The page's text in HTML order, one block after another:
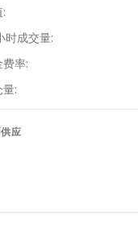
时成交量:
率:
:
应